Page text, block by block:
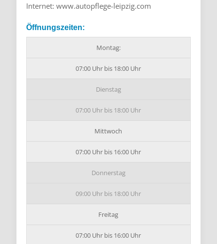
Internet: www.autopflege-leipzig.com
Öffnungszeiten:
Montag:
07:00 Uhr bis 18:00 Uhr
Dienstag
07:00 Uhr bis 18:00 Uhr
Mittwoch
07:00 Uhr bis 16:00 Uhr
Donnerstag
09:00 Uhr bis 18:00 Uhr
Freitag
07:00 Uhr bis 16:00 Uhr